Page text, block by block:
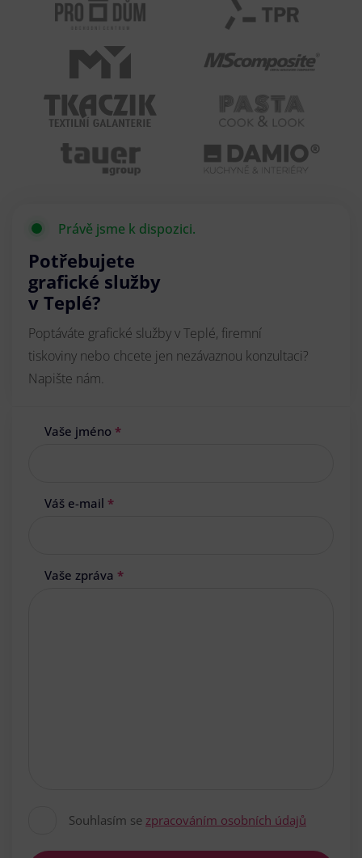
Právě jsme k dispozici.
Potřebujete
grafické služby
v Teplé?
Poptáváte grafické služby v Teplé, firemní
tiskoviny nebo chcete jen nezávaznou konzultaci?
Napište nám.
Vaše jméno *
Váš e-mail *
Vaše zpráva *
Souhlasím se zpracováním osobních údajů